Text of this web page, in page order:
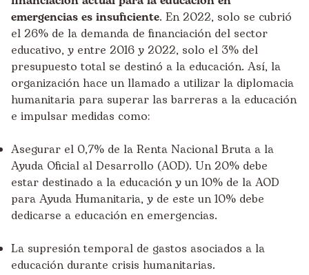
emergencias es insuficiente. En 2022, solo se cubrió
el 26% de la demanda de financiación del sector
educativo, y entre 2016 y 2022, solo el 3% del
presupuesto total se destinó a la educación. Así, la
organización hace un llamado a utilizar la diplomacia
humanitaria para superar las barreras a la educación
e impulsar medidas como:
Asegurar el 0,7% de la Renta Nacional Bruta a la
Ayuda Oficial al Desarrollo (AOD). Un 20% debe
estar destinado a la educación y un 10% de la AOD
para Ayuda Humanitaria, y de este un 10% debe
dedicarse a educación en emergencias.
La supresión temporal de gastos asociados a la
educación durante crisis humanitarias.